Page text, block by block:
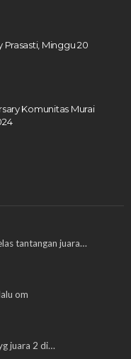
Prasasti, Minggu 20
Komunitas Murai
tantangan juara…
om
juara 2 di…